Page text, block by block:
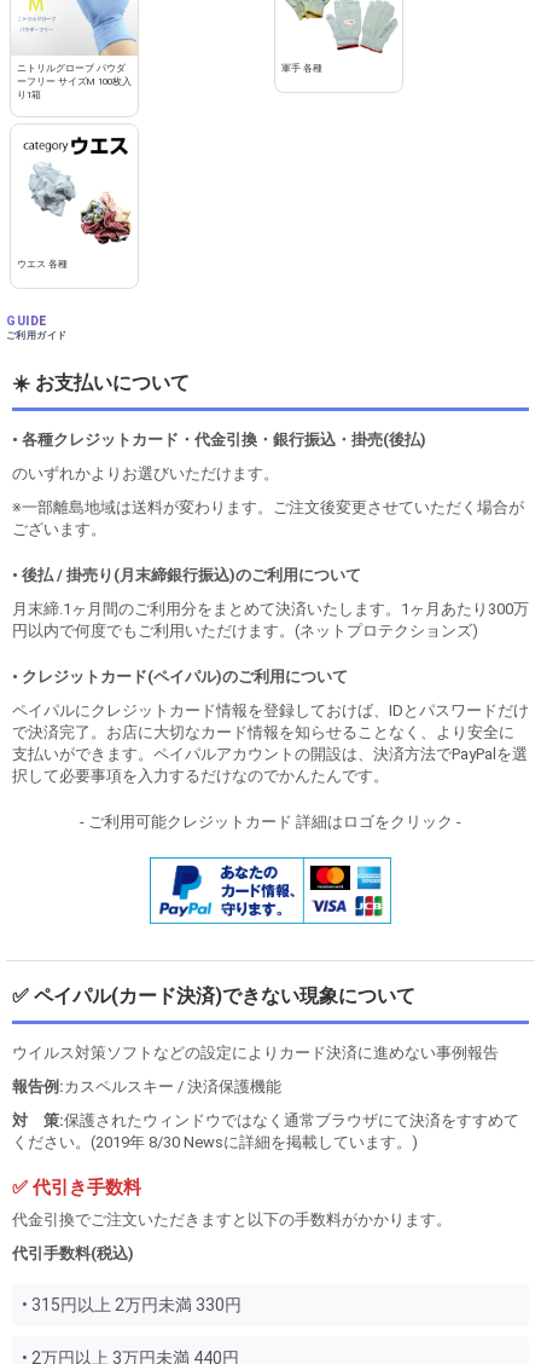
ニトリルグローブ パウダ
ーフリー サイズM 100枚入
り1箱
軍手 各種
ウエス 各種
GUIDE
ご利用ガイド
☀️ お支払いについて
• 各種クレジットカード・代金引換・銀行振込・掛売(後払)
のいずれかよりお選びいただけます。
※一部離島地域は送料が変わります。ご注文後変更させていただく場合が
ございます。
• 後払 / 掛売り(月末締銀行振込)のご利用について
月末締.1ヶ月間のご利用分をまとめて決済いたします。1ヶ月あたり300万
円以内で何度でもご利用いただけます。(ネットプロテクションズ)
• クレジットカード(ペイパル)のご利用について
ペイパルにクレジットカード情報を登録しておけば、IDとパスワードだけ
で決済完了。お店に大切なカード情報を知らせることなく、より安全に
支払いができます。ペイパルアカウントの開設は、決済方法でPayPalを選
択して必要事項を入力するだけなのでかんたんです。
- ご利用可能クレジットカード 詳細はロゴをクリック -
✅ ペイパル(カード決済)できない現象について
ウイルス対策ソフトなどの設定によりカード決済に進めない事例報告
報告例:カスペルスキー / 決済保護機能
対 策:保護されたウィンドウではなく通常ブラウザにて決済をすすめて
ください。(2019年 8/30 Newsに詳細を掲載しています。)
✅ 代引き手数料
代金引換でご注文いただきますと以下の手数料がかかります。
代引手数料(税込)
• 315円以上 2万円未満 330円
• 2万円以上 3万円未満 440円